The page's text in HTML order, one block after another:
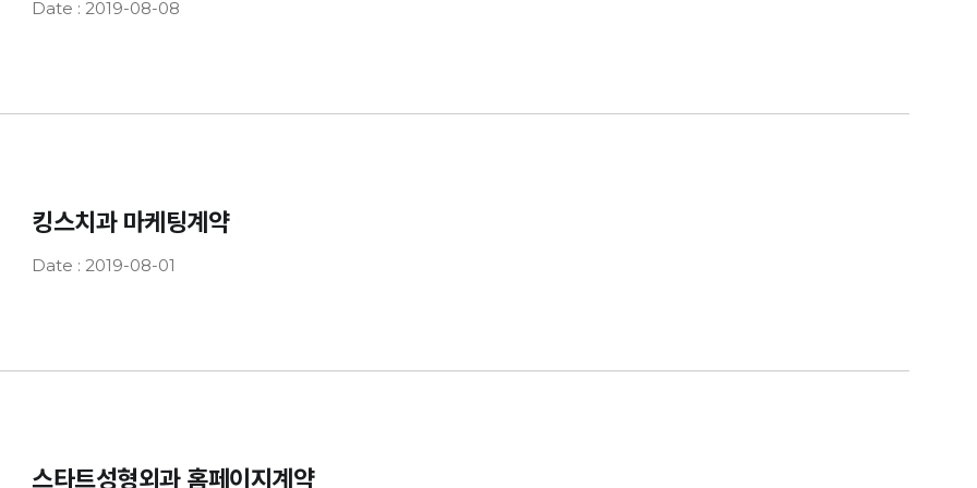
Date : 2019-08-08
킹스치과 마케팅계약
Date : 2019-08-01
스타트성형외과 홈페이지계약